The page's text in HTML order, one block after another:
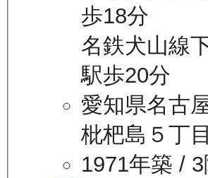
歩18分
名鉄犬山線
駅歩20分
愛知県名古
枇杷島５丁目
1971年築 / 3